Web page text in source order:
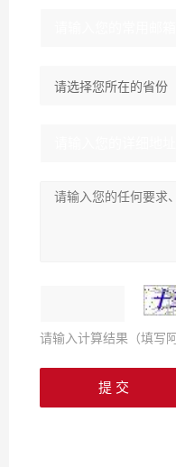
请输入计算结果（填写